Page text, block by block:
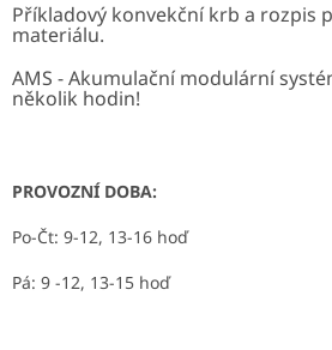
Příkladový konvekční krb a rozpis
materiálu.
AMS - Akumulační modulární
několik hodin!
PROVOZNÍ DOBA:
Po-Čt: 9-12, 13-16 hoď
Pá: 9 -12, 13-15 hoď